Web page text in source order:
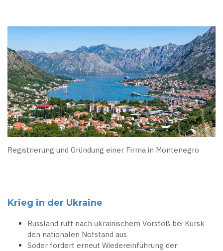
Registrierung und Gründung einer Firma in Montenegro
Krieg in der Ukraine
Russland ruft nach ukrainischem Vorstoß bei Kursk
den nationalen Notstand aus
Söder fordert erneut Wiedereinführung der